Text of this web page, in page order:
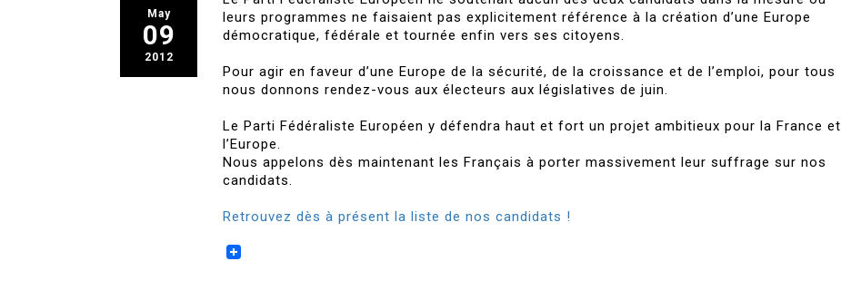
May
09
2012
leurs programmes ne faisaient pas explicitement référence à la création d’une Europe
démocratique, fédérale et tournée enfin vers ses citoyens.
Pour agir en faveur d’une Europe de la sécurité, de la croissance et de l’emploi, pour tous
nous donnons rendez-vous aux électeurs aux législatives de juin.
Le Parti Fédéraliste Européen y défendra haut et fort un projet ambitieux pour la France et
l’Europe.
Nous appelons dès maintenant les Français à porter massivement leur suffrage sur nos
candidats.
Retrouvez dès à présent la liste de nos candidats !